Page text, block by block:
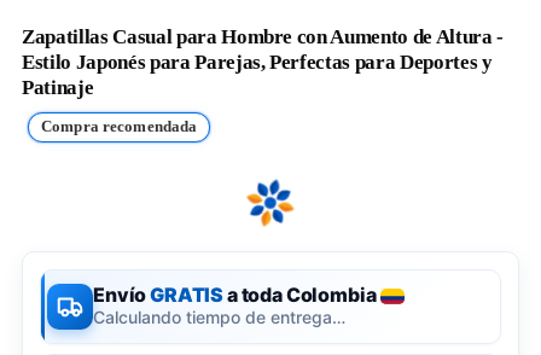
Zapatillas Casual para Hombre con Aumento de Altura -
Estilo Japonés para Parejas, Perfectas para Deportes y
Patinaje
Compra recomendada
EnvíoGRATISa toda Colombia
Calculando tiempo de entrega…